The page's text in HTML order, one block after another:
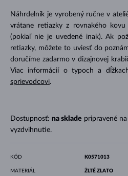
Náhrdelník je vyrobený ručne v
vrátane retiazky z rovnakého
(pokiaľ nie je uvedené inak). Ak
retiazky, môžete to uviesť do
doručíme zadarmo v dizajnovej
Viac informácií o typoch a
sprievodcovi.
Dostupnosť: na sklade pripravené
vyzdvihnutie.
KÓD K0571013
MATERIÁL
ŽLTÉ ZLATO